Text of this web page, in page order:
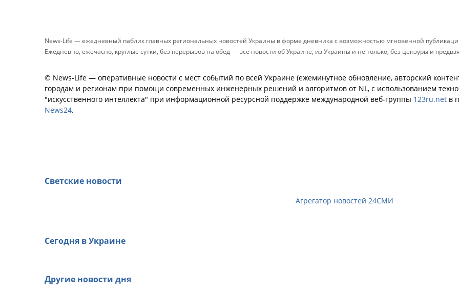
News-Life — ежедневный паблик главных региональных новостей Украины в форме дневника с возможностью мгновенной
Ежедневно, ежечасно, круглые сутки, без перерывов на обед — все новости об Украине, из Украины и не только, без цензуры и
© News-Life — оперативные новости с мест событий по всей Украине (ежеминутное обновление, авторский
городам и регионам при помощи современных инженерных решений и алгоритмов от NL, с использованием
"искусственного интеллекта" при информационной ресурсной поддержке международной веб-группы 123ru.net в
News24.
Светские новости
Агрегатор новостей 24СМИ
Сегодня в Украине
Другие новости дня